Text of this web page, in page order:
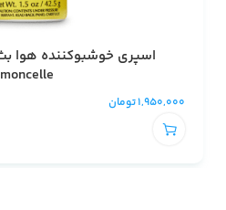
اسپری خوشبوکننده هوا
1,950,000تومان